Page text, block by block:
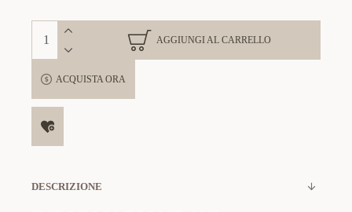
AGGIUNGI AL CARRELLO
ACQUISTA ORA
DESCRIZIONE